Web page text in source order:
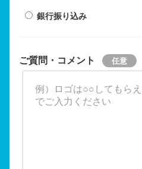
銀行振り込み
ご質問・コメント